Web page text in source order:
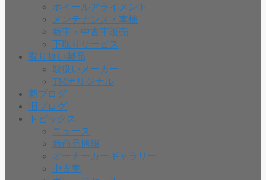
ホイールアライメント
メンテナンス・車検
新車・中古車販売
下取りサービス
取り扱い製品
取扱いメーカー
TMオリジナル
新ブログ
旧ブログ
トピックス
ニュース
新商品情報
オーナーカーギャラリー
中古車